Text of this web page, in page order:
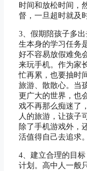
时间和放松时间，
督，一旦超时就及
3、假期陪孩子多
生本身的学习任务
好不容易放假难免
来玩手机。作为家
忙再累，也要抽时
旅游、散散心。当
更广大的世界，也
戏不再那么痴迷了
人的旅游，让孩子
除了手机游戏外，
活值得自己去追求。
4、建立合理的目
计划。高中人一般